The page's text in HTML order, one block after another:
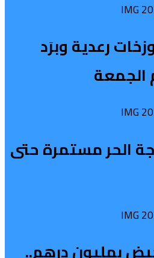
رعدية وبرَد
الجمعة
الحر مستمرة حتى
بمليون درهم..